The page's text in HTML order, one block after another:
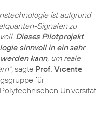
ist aufgrund
Signalen zu
Dieses Pilotprojekt
sinnvoll in ein sehr
kann, um reale
sagte Prof. Vicente
für
Universität